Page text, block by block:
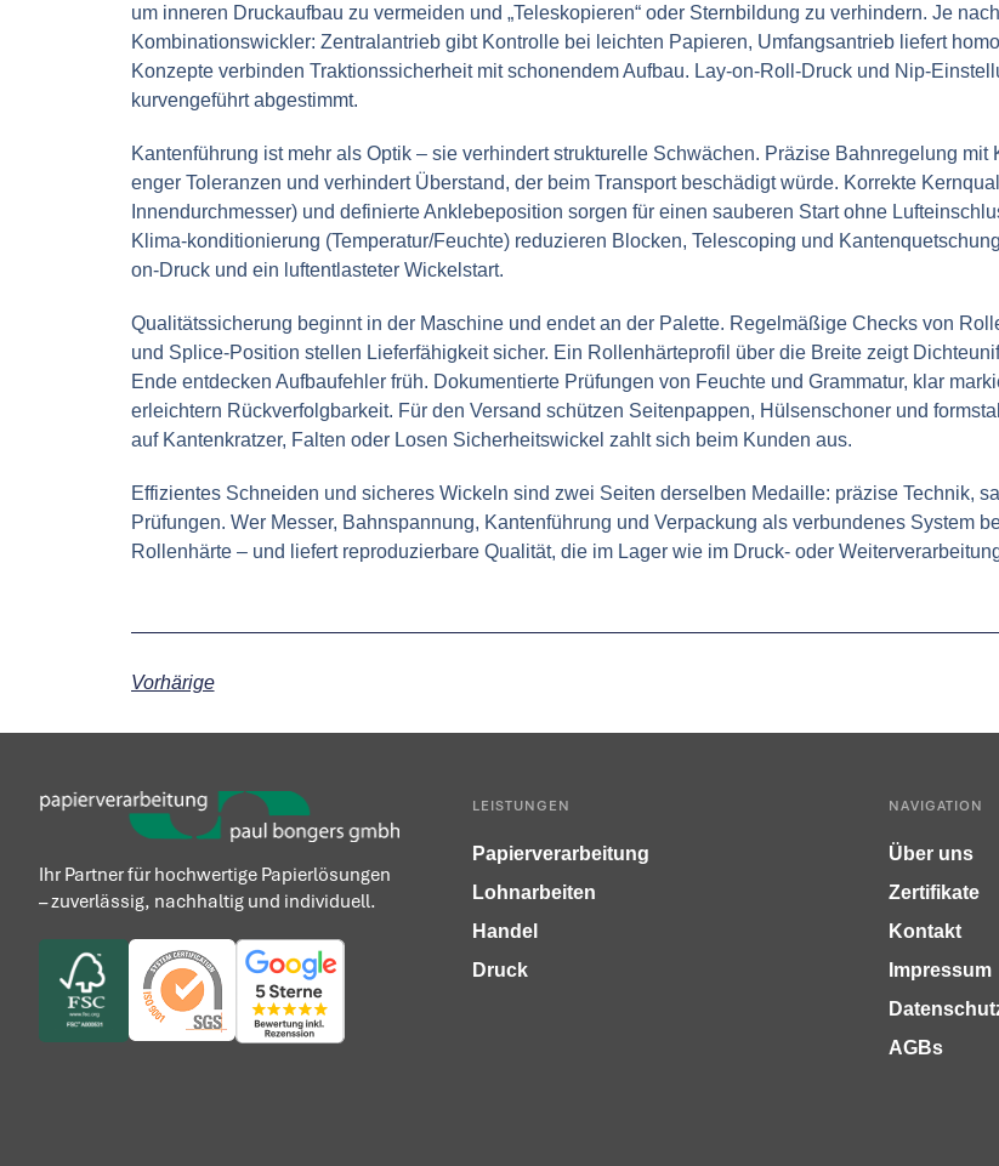
um inneren Druckaufbau zu vermeiden und „Teleskopieren“ oder Sternbildung zu verhindern. Je
Kombinationswickler: Zentralantrieb gibt Kontrolle bei leichten Papieren, Umfangsantrieb liefert
Konzepte verbinden Traktionssicherheit mit schonendem Aufbau. Lay-on-Roll-Druck und Nip-
kurvengeführt abgestimmt.
Kantenführung ist mehr als Optik – sie verhindert strukturelle Schwächen. Präzise Bahnregelung
enger Toleranzen und verhindert Überstand, der beim Transport beschädigt würde. Korrekte
Innendurchmesser) und definierte Anklebeposition sorgen für einen sauberen Start ohne
Klima-konditionierung (Temperatur/Feuchte) reduzieren Blocken, Telescoping und
on-Druck und ein luftentlasteter Wickelstart.
Qualitätssicherung beginnt in der Maschine und endet an der Palette. Regelmäßige Checks von
und Splice-Position stellen Lieferfähigkeit sicher. Ein Rollenhärteprofil über die Breite zeigt
Ende entdecken Aufbaufehler früh. Dokumentierte Prüfungen von Feuchte und Grammatur, klar
erleichtern Rückverfolgbarkeit. Für den Versand schützen Seitenpappen, Hülsenschoner und
auf Kantenkratzer, Falten oder Losen Sicherheitswickel zahlt sich beim Kunden aus.
Effizientes Schneiden und sicheres Wickeln sind zwei Seiten derselben Medaille: präzise Technik,
Prüfungen. Wer Messer, Bahnspannung, Kantenführung und Verpackung als verbundenes System
Rollenhärte – und liefert reproduzierbare Qualität, die im Lager wie im Druck- oder
Vorhärige
Ihr Partner für hochwertige Papierlösungen
– zuverlässig, nachhaltig und individuell.
LEISTUNGEN
Papierverarbeitung
Lohnarbeiten
Handel
Druck
NAVIGATION
Über uns
Zertifikate
Kontakt
Impressum
AGBs